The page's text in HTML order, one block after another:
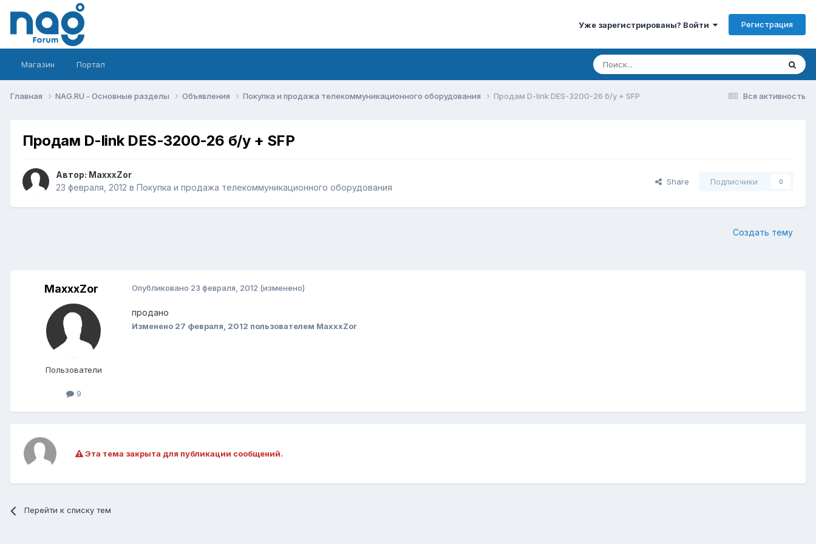
Уже зарегистрированы? Войти Регистрация
Магазин Портал
Вся активность
Главная NAG.RU - Основные разделы Объявления Покупка и продажа телекоммуникационного оборудования Продам D-link DES-3200-26 б/у + SFP
Продам D-link DES-3200-26 б/у + SFP
Автор: MaxxxZor
23 февраля, 2012 в Покупка и продажа телекоммуникационного оборудования
Share Подписчики 0
Создать тему
MaxxxZor
Пользователи
9
Опубликовано 23 февраля, 2012 (изменено)
продано
Изменено 27 февраля, 2012 пользователем MaxxxZor
Эта тема закрыта для публикации сообщений.
Перейти к списку тем